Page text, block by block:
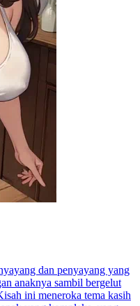
dan penyayang yang
anaknya sambil bergelut
ini meneroka tema kasih